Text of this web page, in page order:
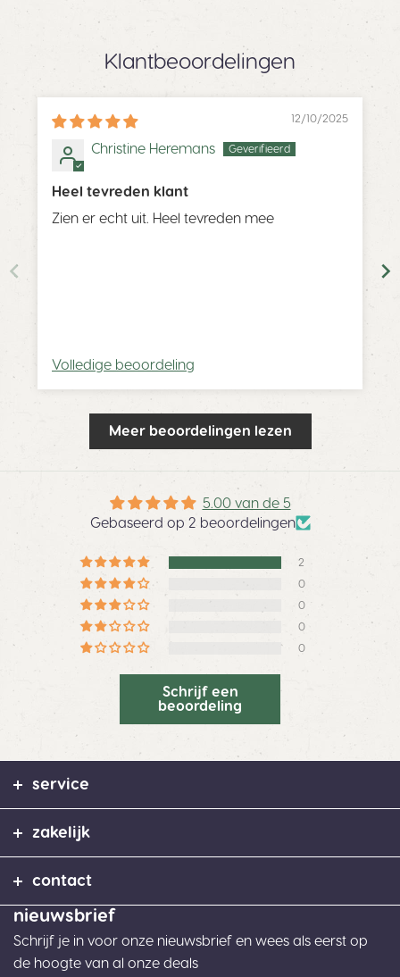
Klantbeoordelingen
12/10/2025
Christine Heremans
Heel tevreden klant
Zien er echt uit. Heel tevreden mee
Volledige beoordeling
Meer beoordelingen lezen
5.00 van de 5
Gebaseerd op 2 beoordelingen
2
0
0
0
0
Schrijf een
beoordeling
nieuwsbrief
Schrijf je in voor onze nieuwsbrief en wees als eerst op
de hoogte van al onze deals
service
zakelijk
contact